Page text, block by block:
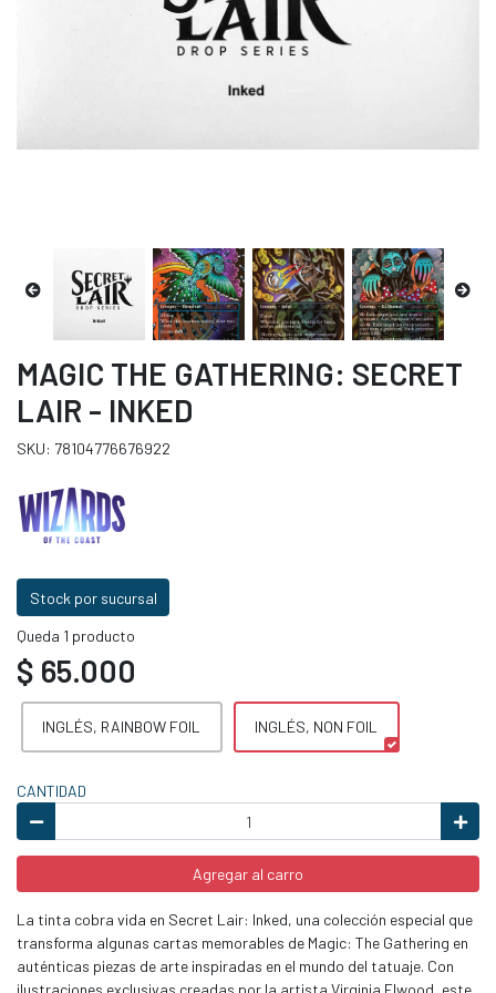
MAGIC THE GATHERING: SECRET
LAIR - INKED
SKU: 78104776676922
Stock por sucursal
Queda 1 producto
$ 65.000
INGLÉS, RAINBOW FOIL INGLÉS, NON FOIL
CANTIDAD
Agregar al carro
La tinta cobra vida en Secret Lair: Inked, una colección especial que
transforma algunas cartas memorables de Magic: The Gathering en
auténticas piezas de arte inspiradas en el mundo del tatuaje. Con